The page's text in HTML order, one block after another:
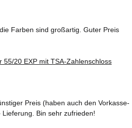
Farben sind großartig. Guter Preis
Preis (haben auch den Vorkasse-
Bin sehr zufrieden!